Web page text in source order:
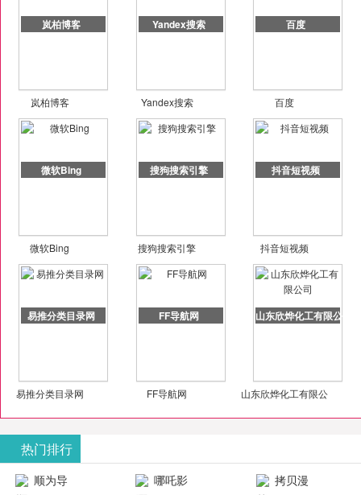
岚柏博客
岚柏博客
Yandex搜索
Yandex搜索
百度
百度
微软Bing
微软Bing
搜狗搜索引擎
搜狗搜索引擎
抖音短视频
抖音短视频
易推分类目录网
易推分类目录网
FF导航网
FF导航网
山东欣烨化工有限公司
山东欣烨化工有限公
热门排行
顺为导
哪吒影
拷贝漫